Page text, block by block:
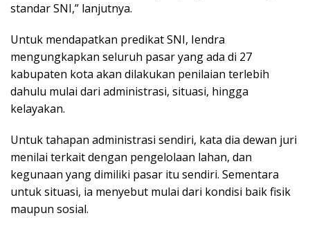
standar SNI,” lanjutnya.
Untuk mendapatkan predikat SNI, Iendra
mengungkapkan seluruh pasar yang ada di 27
kabupaten kota akan dilakukan penilaian terlebih
dahulu mulai dari administrasi, situasi, hingga
kelayakan.
Untuk tahapan administrasi sendiri, kata dia dewan juri
menilai terkait dengan pengelolaan lahan, dan
kegunaan yang dimiliki pasar itu sendiri. Sementara
untuk situasi, ia menyebut mulai dari kondisi baik fisik
maupun sosial.